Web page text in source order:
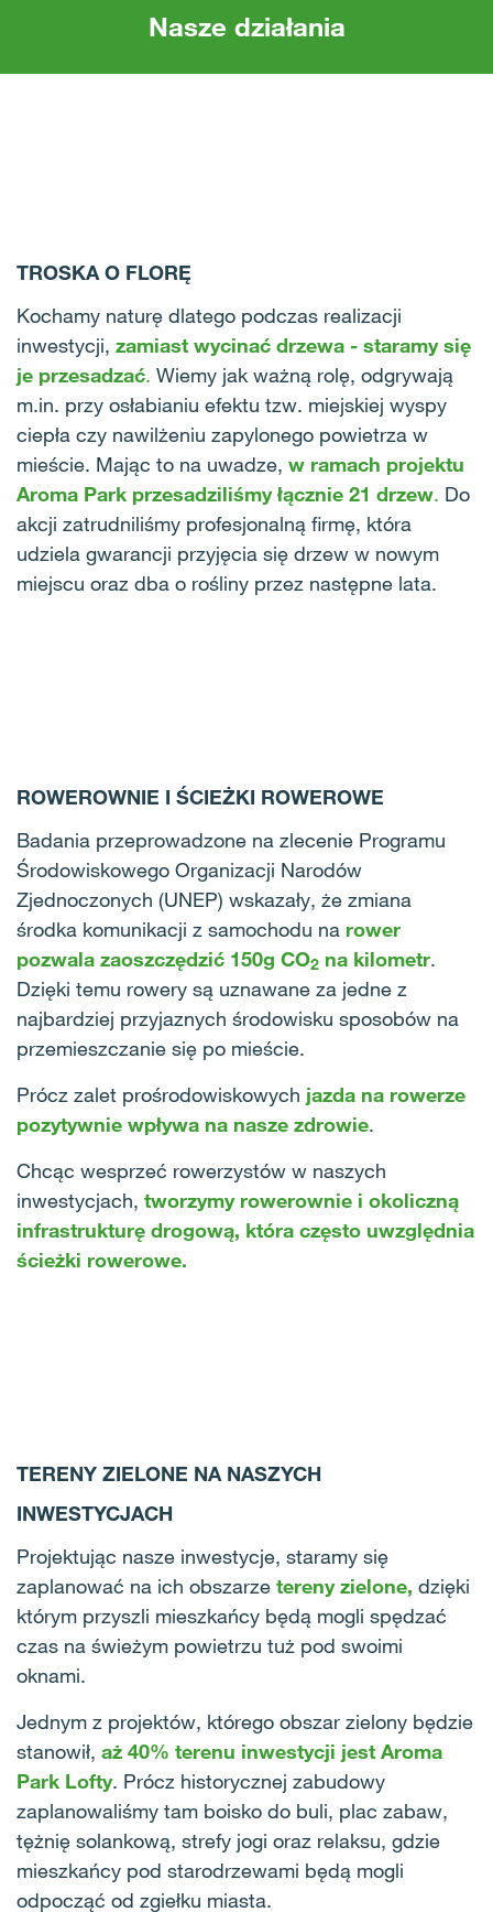
Nasze działania
TROSKA O FLORĘ
Kochamy naturę dlatego podczas realizacji
inwestycji, zamiast wycinać drzewa - staramy się
je przesadzać. Wiemy jak ważną rolę, odgrywają
m.in. przy osłabianiu efektu tzw. miejskiej wyspy
ciepła czy nawilżeniu zapylonego powietrza w
mieście. Mając to na uwadze, w ramach projektu
Aroma Park przesadziliśmy łącznie 21 drzew. Do
akcji zatrudniliśmy profesjonalną firmę, która
udziela gwarancji przyjęcia się drzew w nowym
miejscu oraz dba o rośliny przez następne lata.
ROWEROWNIE I ŚCIEŻKI ROWEROWE
Badania przeprowadzone na zlecenie Programu
Środowiskowego Organizacji Narodów
Zjednoczonych (UNEP) wskazały, że zmiana
środka komunikacji z samochodu na rower
pozwala zaoszczędzić 150g CO2 na kilometr.
Dzięki temu rowery są uznawane za jedne z
najbardziej przyjaznych środowisku sposobów na
przemieszczanie się po mieście.
Prócz zalet prośrodowiskowych jazda na rowerze
pozytywnie wpływa na nasze zdrowie.
Chcąc wesprzeć rowerzystów w naszych
inwestycjach, tworzymy rowerownie i okoliczną
infrastrukturę drogową, która często uwzględnia
ścieżki rowerowe.
TERENY ZIELONE NA NASZYCH
INWESTYCJACH
Projektując nasze inwestycje, staramy się
zaplanować na ich obszarze tereny zielone, dzięki
którym przyszli mieszkańcy będą mogli spędzać
czas na świeżym powietrzu tuż pod swoimi
oknami.
Jednym z projektów, którego obszar zielony będzie
stanowił, aż 40% terenu inwestycji jest Aroma
Park Lofty. Prócz historycznej zabudowy
zaplanowaliśmy tam boisko do buli, plac zabaw,
tężnię solankową, strefy jogi oraz relaksu, gdzie
mieszkańcy pod starodrzewami będą mogli
odpocząć od zgiełku miasta.